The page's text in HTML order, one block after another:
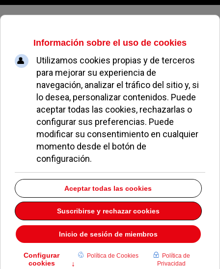
Domingo, 09 de agosto de 2026
Escudero visita la residencia de
mayores Amavir de Pozuelo tras
el regreso progresivo de las visitas
REDACCIÓN SANIDAD 23 ABRIL 2021